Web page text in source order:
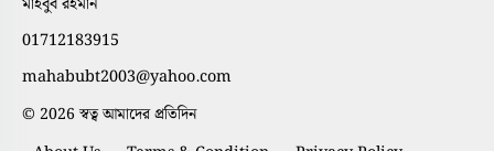
01712183915
mahabubt2003@yahoo.com
© 2026 স্বত্ব আমাদের প্রতিদিন